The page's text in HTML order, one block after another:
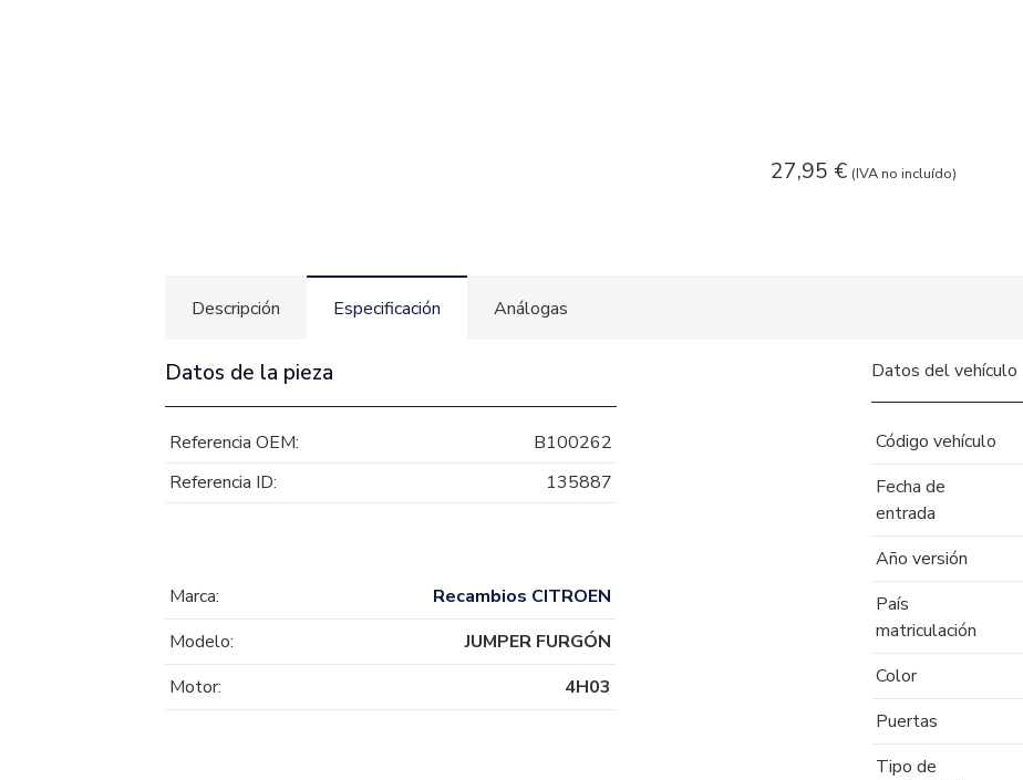
27,95 € (IVA no incluído)
Descripción Especificación Análogas
Datos de la pieza
Referencia OEM:
B100262
Referencia ID:
135887
Marca:
Recambios CITROEN
Modelo:
JUMPER FURGÓN
Motor:
4H03
Datos del vehículo
Código vehículo
Fecha de
entrada
Año versión
País
matriculación
Color
Puertas
Tipo de